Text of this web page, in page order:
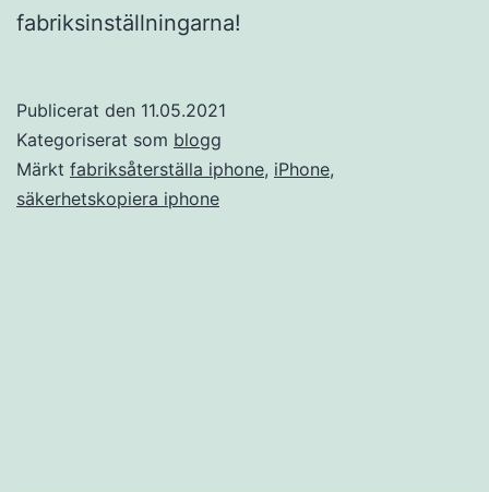
fabriksinställningarna!
Publicerat den 11.05.2021
Kategoriserat som blogg
Märkt fabriksåterställa iphone, iPhone,
säkerhetskopiera iphone